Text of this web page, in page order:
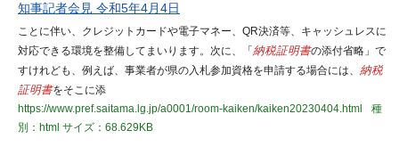
知事記者会見 令和5年4月4日
ことに伴い、クレジットカードや電子マネー、QR決済等、キャッシュレスに
対応できる環境を整備してまいります。次に、「 納税証明書の添付省略」で
すけれども、例えば、事業者が県の入札参加資格を申請する場合には、 納税
証明書をそこに添
https://www.pref.saitama.lg.jp/a0001/room-kaiken/kaiken20230404.html
種
別：html サイズ：68.629KB